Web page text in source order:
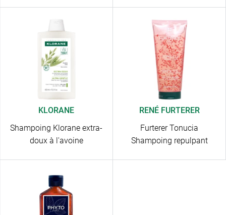
KLORANE
Shampoing Klorane extra-
doux à l'avoine
RENÉ FURTERER
Furterer Tonucia
Shampoing repulpant